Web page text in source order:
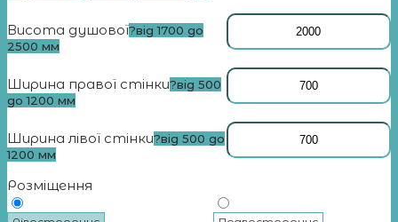
Висота душової?від 1700 до
2500 мм
Ширина правої стінки?від 500
до 1200 мм
Ширина лівої стінки?від 500 до
1200 мм
Розміщення